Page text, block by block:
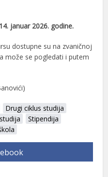
14. januar 2026. godine.
dostupne su na zvaničnoj
može se pogledati i putem
Drugi ciklus studija
Stipendija